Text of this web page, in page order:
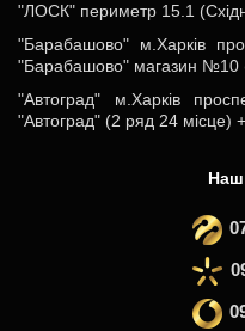
"ЛОСК" периметр 15.1
"Барабашово" м.Харків
"Барабашово" магазин №10
"Автоград" м.Харків
"Автоград" (2 ряд 24 місце)